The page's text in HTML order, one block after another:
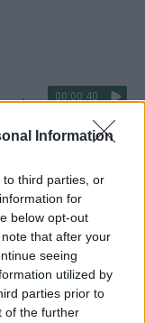
Information
third parties, or
for
below opt-out
that after your
seeing
utilized by
parties prior to
of the further
00:00:40
du